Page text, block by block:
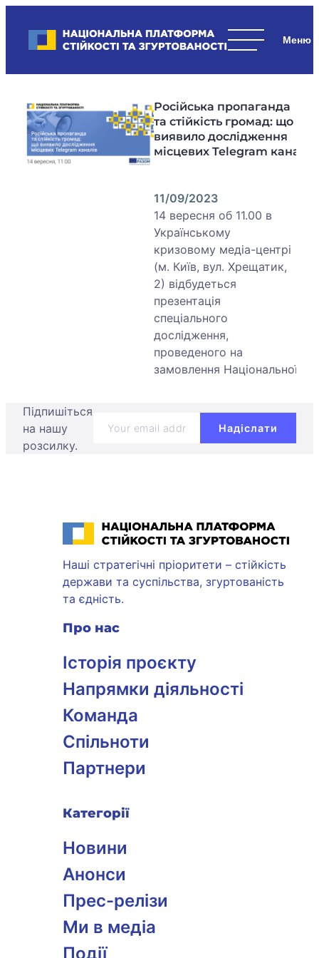
content
Національна платформа стійкості та згуртованості
стратегічні
–
стійкість
держави
та
Російська пропаганда
та стійкість громад: що
виявило дослідження
місцевих Telegram каналів
11/09/2023
14 вересня об 11.00 в
Українському
кризовому медіа-центрі
(м. Київ, вул. Хрещатик,
2) відбудеться
презентація
спеціального
дослідження,
проведеного на
замовлення Національної[...]
Підпишіться
на нашу
розсилку.
Національна платформа стійкості та згуртованості
Наші стратегічні пріоритети – стійкість
держави та суспільства, згуртованість
та єдність.
Про нас
Історія проєкту
Напрямки діяльності
Команда
Спільноти
Партнери
Категорії
Новини
Анонси
Прес-релізи
Ми в медіа
Події